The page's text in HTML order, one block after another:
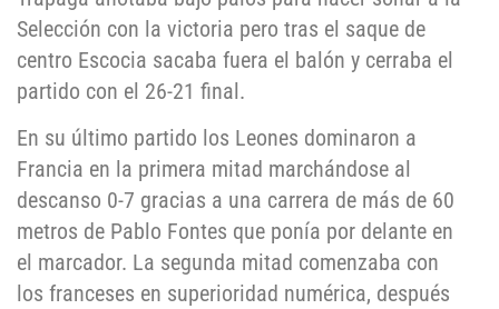
Selección con la victoria pero tras el saque de
centro Escocia sacaba fuera el balón y cerraba el
partido con el 26-21 final.
En su último partido los Leones dominaron a
Francia en la primera mitad marchándose al
descanso 0-7 gracias a una carrera de más de 60
metros de Pablo Fontes que ponía por delante en
el marcador. La segunda mitad comenzaba con
los franceses en superioridad numérica, después